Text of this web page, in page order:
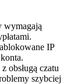
IP
obsługą czatu
szybciej